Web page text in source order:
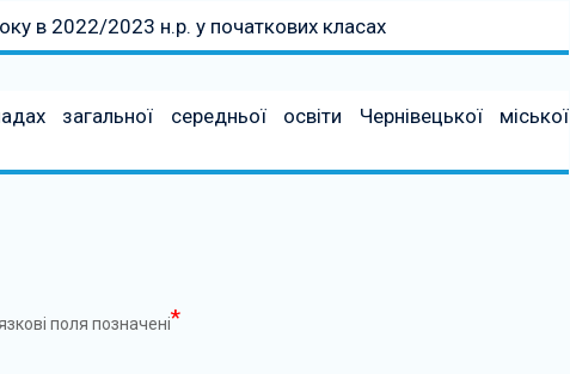
в 2022/2023 н.р. у початкових класах
загальної середньої освіти Чернівецької міської
поля позначені*